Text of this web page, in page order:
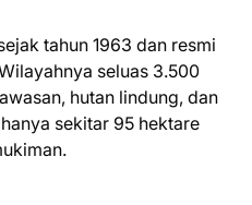
tahun 1963 dan resmi
seluas 3.500
hutan lindung, dan
sekitar 95 hektare